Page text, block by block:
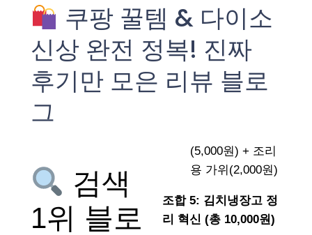
쿠팡 꿀템 & 다이소
신상 완전 정복! 진짜
후기만 모은 리뷰 블로
그
검색
1위 블로
(5,000원) + 조리
용 가위(2,000원)
조합 5: 김치냉장고 정
리 혁신 (총 10,000원)